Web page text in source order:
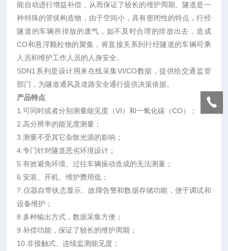
能自动进行增益补偿，从而保证了较长的维护周期。隧道是一
种特殊的管状构造物，由于空间小，具有密闭性的特点，行经
隧道的车辆所排放的废气，如不及时合理的排放出去，造成
CO和悬浮颗粒物的聚集，将直接关系到行经隧道的车辆司乘
人员和维护工作人员的人身安全。
SDN1系列是设计用来在线采集VI/CO数据，提供给交通监管
部门，为隧道通风及道路安全通行提供决策依据。
产品特点
1.可同时或者分别测量能见度（VI）和一氧化碳（CO）；
2.高分辨率的能见度测量；
3.测量不受其它杂散光源的影响；
4.专门针对隧道恶劣环境设计；
5.有效避免环境、过往车辆振动造成的无法测量；
6.安装、开机、维护费用低；
7.仪器自带状态显示、故障告警和数据存储功能，便于调试和
设备维护；
8.多种输出方式，数据采集方便；
9.补偿功能，保证了较长的维护周期；
10.非接触式、连续监测能见度；